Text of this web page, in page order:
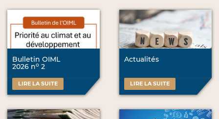
Bulletin OIML
2026 no 2
LIRE LA SUITE
Actualités
LIRE LA SUITE